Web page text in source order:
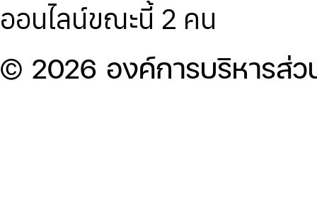
ออนไลน์ขณะนี้ 2 คน
© 2026 องค์การบริหารส่ว